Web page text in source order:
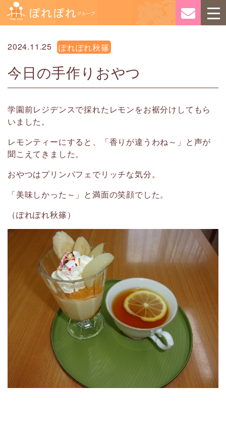
2024.11.25 ぽれぽれ秋篠
今日の手作りおやつ
学園前レジデンスで採れたレモンをお裾分けしてもら
いました。
レモンティーにすると、「香りが違うわね～」と声が
聞こえてきました。
おやつはプリンパフェでリッチな気分。
「美味しかった～」と満面の笑顔でした。
（ぽれぽれ秋篠）